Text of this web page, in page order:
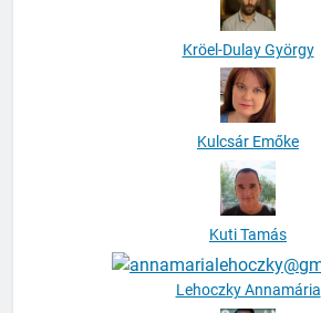
Kröel-Dulay György
Kulcsár Emőke
Kuti Tamás
Lehoczky Annamária